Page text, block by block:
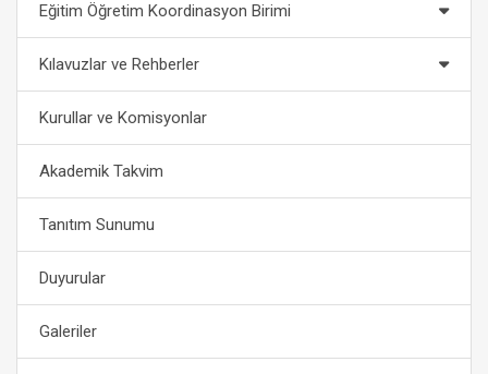
Eğitim Öğretim Koordinasyon Birimi
Kılavuzlar ve Rehberler
Kurullar ve Komisyonlar
Akademik Takvim
Tanıtım Sunumu
Duyurular
Galeriler